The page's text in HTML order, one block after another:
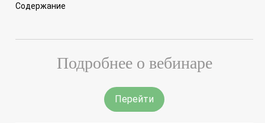
Содержание
Подробнее о вебинаре
Перейти